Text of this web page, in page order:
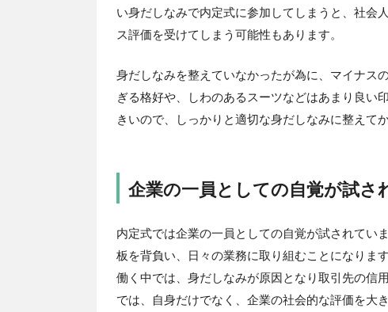
い身だしなみで内定式に参加してしまうと、社会
ス評価を受けてしまう可能性もあります。
身だしなみを整えていなかったが為に、マイナス
ぎる格好や、しわのあるスーツなどはあまり良い
きいので、しっかりと適切な身だしなみに整えて
企業の一員としての自覚が試さ
内定式では企業の一員としての自覚が試されてい
板を背負い、日々の業務に取り組むことになりま
働く中では、身だしなみが原因となり取引先の信
では、自身だけでなく、企業の社会的な評価を大